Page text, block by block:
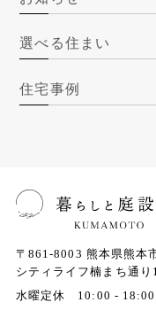
選べる住まい
住宅事例
〒861-8003 熊本県熊本
シティライフ楠まち通り
水曜定休 10:00 - 18:00